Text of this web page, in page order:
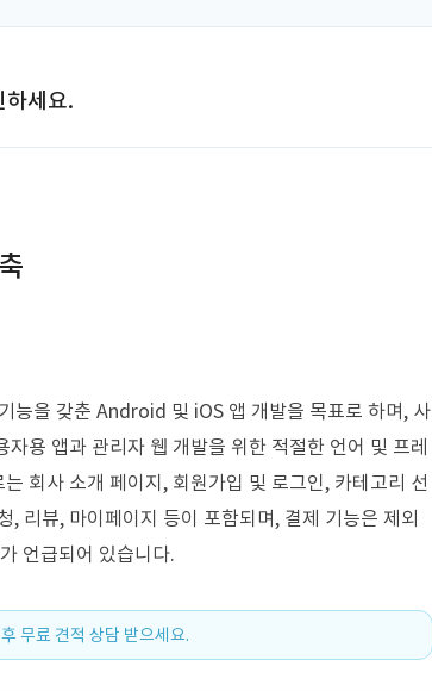
하세요.
능을 갖춘 Android 및 iOS 앱 개발을 목표로 하며, 사
용 앱과 관리자 웹 개발을 위한 적절한 언어 및 프레
회사 소개 페이지, 회원가입 및 로그인, 카테고리 선
리뷰, 마이페이지 등이 포함되며, 결제 기능은 제외
언급되어 있습니다.
무료 견적 상담 받으세요.